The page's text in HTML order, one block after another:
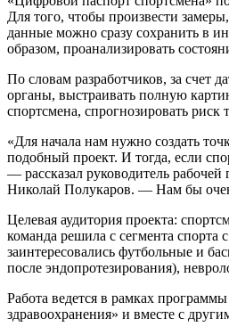
Для того, чтобы произвести
данные можно сразу сохранить в
образом, проанализировать
По словам разработчиков, за счет
органы, выстраивать полную
спортсмена, спрогнозировать
«Для начала нам нужно создать
подобный проект. И тогда, если
— рассказал руководитель
Николай Полукаров. — Нам бы
Целевая аудитория проекта:
команда решила с сегмента спорта
заинтересовались футбольные и
после эндопротезирования),
Работа ведется в рамках
здравоохранения» и вместе с